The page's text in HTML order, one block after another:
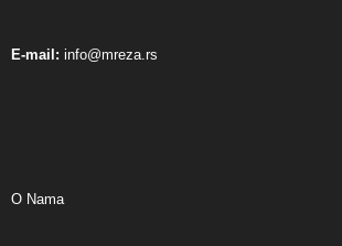
E-mail: info@mreza.rs
O Nama